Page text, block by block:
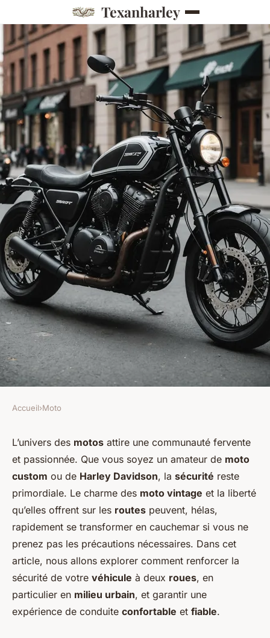
Texanharley
Comment renforcer la sécurité
d'une moto customisée en
milieu urbain?
Léon•2 octobre 2024•4 min de lecture
Accueil›Moto
L’univers des motos attire une communauté fervente
et passionnée. Que vous soyez un amateur de moto
custom ou de Harley Davidson, la sécurité reste
primordiale. Le charme des moto vintage et la liberté
qu’elles offrent sur les routes peuvent, hélas,
rapidement se transformer en cauchemar si vous ne
prenez pas les précautions nécessaires. Dans cet
article, nous allons explorer comment renforcer la
sécurité de votre véhicule à deux roues, en
particulier en milieu urbain, et garantir une
expérience de conduite confortable et fiable.